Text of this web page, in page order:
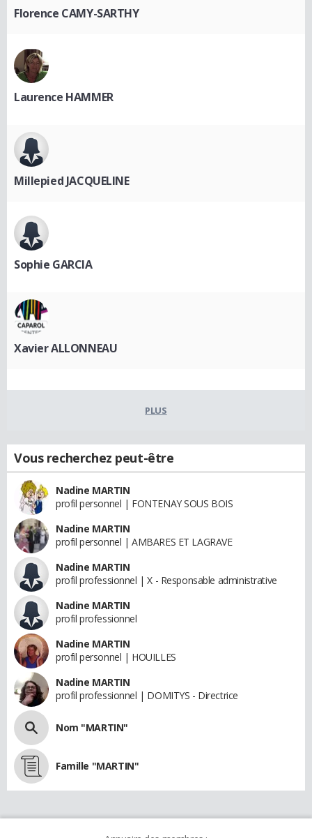
Florence CAMY-SARTHY
Laurence HAMMER
Millepied JACQUELINE
Sophie GARCIA
Xavier ALLONNEAU
PLUS
Vous recherchez peut-être
Nadine MARTIN
profil personnel | FONTENAY SOUS BOIS
Nadine MARTIN
profil personnel | AMBARES ET LAGRAVE
Nadine MARTIN
profil professionnel | X - Responsable administrative
Nadine MARTIN
profil professionnel
Nadine MARTIN
profil personnel | HOUILLES
Nadine MARTIN
profil professionnel | DOMITYS - Directrice
Nom "MARTIN"
Famille "MARTIN"